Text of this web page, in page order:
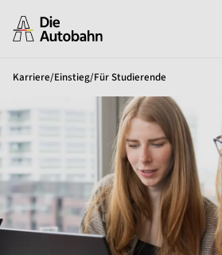
Karriere/Einstieg/Für Studierende